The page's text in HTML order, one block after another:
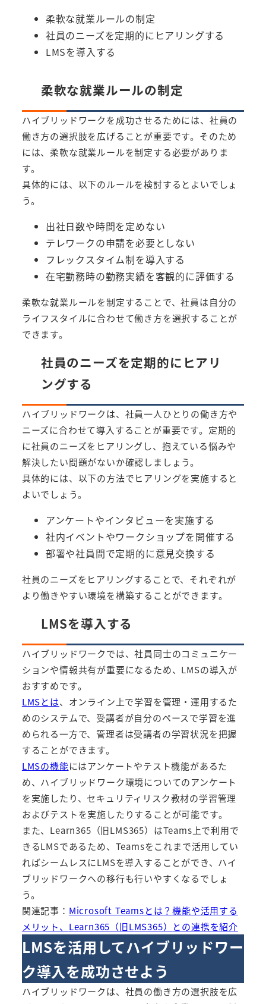
柔軟な就業ルールの制定
社員のニーズを定期的にヒアリングする
LMSを導入する
柔軟な就業ルールの制定
ハイブリッドワークを成功させるためには、社員の
働き方の選択肢を広げることが重要です。そのため
には、柔軟な就業ルールを制定する必要がありま
す。
具体的には、以下のルールを検討するとよいでしょ
う。
出社日数や時間を定めない
テレワークの申請を必要としない
フレックスタイム制を導入する
在宅勤務時の勤務実績を客観的に評価する
柔軟な就業ルールを制定することで、社員は自分の
ライフスタイルに合わせて働き方を選択することが
できます。
社員のニーズを定期的にヒアリ
ングする
ハイブリッドワークは、社員一人ひとりの働き方や
ニーズに合わせて導入することが重要です。定期的
に社員のニーズをヒアリングし、抱えている悩みや
解決したい問題がないか確認しましょう。
具体的には、以下の方法でヒアリングを実施すると
よいでしょう。
アンケートやインタビューを実施する
社内イベントやワークショップを開催する
部署や社員間で定期的に意見交換する
社員のニーズをヒアリングすることで、それぞれが
より働きやすい環境を構築することができます。
LMSを導入する
ハイブリッドワークでは、社員同士のコミュニケー
ションや情報共有が重要になるため、LMSの導入が
おすすめです。
LMSとは、オンライン上で学習を管理・運用するた
めのシステムで、受講者が自分のペースで学習を進
められる一方で、管理者は受講者の学習状況を把握
することができます。
LMSの機能にはアンケートやテスト機能があるた
め、ハイブリッドワーク環境についてのアンケート
を実施したり、セキュリティリスク教材の学習管理
およびテストを実施したりすることが可能です。
また、 Learn365（旧LMS365） はTeams上で利用で
きるLMSであるため、Teamsをこれまで活用してい
ればシームレスにLMSを導入することができ、ハイ
ブリッドワークへの移行も行いやすくなるでしょ
う。
関連記事： Microsoft Teamsとは？機能や活用する
メリット、 Learn365（旧LMS365） との連携を紹介
LMSを活用してハイブリッドワー
ク導入を成功させよう
ハイブリッドワークは、社員の働き方の選択肢を広